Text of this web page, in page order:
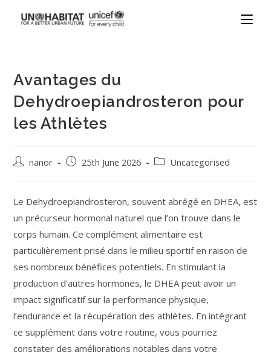
Avantages du
Dehydroepiandrosteron pour
les Athlètes
nanor 25th June 2026 Uncategorised
Le Dehydroepiandrosteron, souvent abrégé en DHEA, est
un précurseur hormonal naturel que l’on trouve dans le
corps humain. Ce complément alimentaire est
particulièrement prisé dans le milieu sportif en raison de
ses nombreux bénéfices potentiels. En stimulant la
production d’autres hormones, le DHEA peut avoir un
impact significatif sur la performance physique,
l’endurance et la récupération des athlètes. En intégrant
ce supplément dans votre routine, vous pourriez
constater des améliorations notables dans votre